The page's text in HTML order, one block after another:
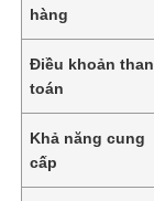
hàng
Điều khoản
toán
Khả năng cung
cấp